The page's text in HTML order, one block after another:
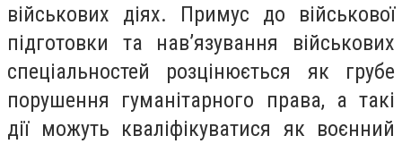
військових діях. Примус до військової
підготовки та нав’язування військових
спеціальностей розцінюється як грубе
порушення гуманітарного права, а такі
дії можуть кваліфікуватися як воєнний